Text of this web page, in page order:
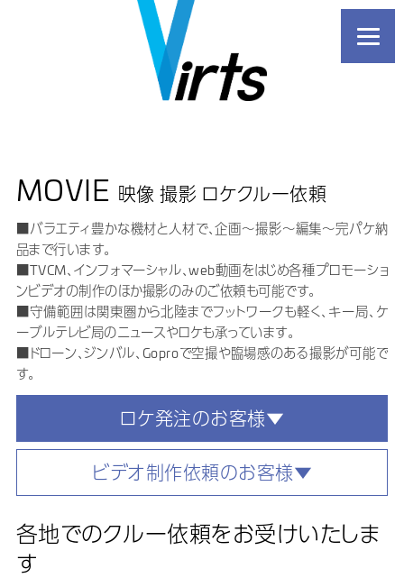
MOVIE 映像 撮影 ロケクルー依頼
■バラエティ豊かな機材と人材で、企画～撮影～編集～完パケ納
品まで行います。
■TVCM、インフォマーシャル、web動画をはじめ各種プロモーショ
ンビデオの制作のほか撮影のみのご依頼も可能です。
■守備範囲は関東圏から北陸までフットワークも軽く、キー局、ケ
ーブルテレビ局のニュースやロケも承っています。
■ドローン、ジンバル、Goproで空撮や臨場感のある撮影が可能で
す。
ロケ発注のお客様▼
ビデオ制作依頼のお客様▼
各地でのクルー依頼をお受けいたしま
す